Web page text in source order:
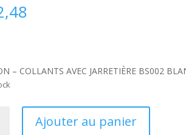
– COLLANTS AVEC JARRETIÈRE BS002
Ajouter au panier